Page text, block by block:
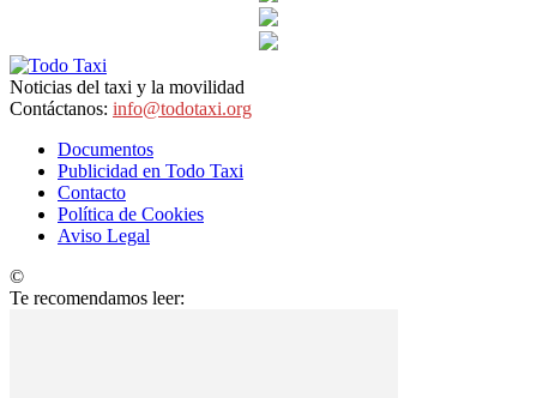
Noticias del taxi y la movilidad
Contáctanos: info@todotaxi.org
Documentos
Publicidad en Todo Taxi
Contacto
Política de Cookies
Aviso Legal
©
Te recomendamos leer: